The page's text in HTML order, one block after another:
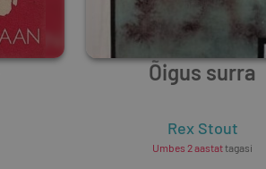
Õigus surra
Rex Stout
Umbes 2 aastattagasi